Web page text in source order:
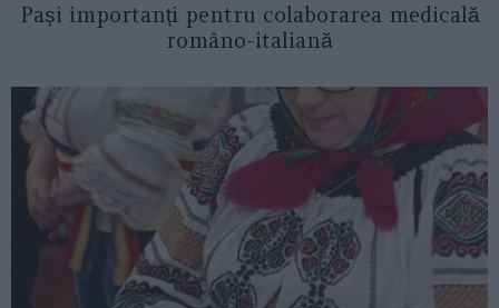
Pași importanți pentru colaborarea medicală
româno-italiană